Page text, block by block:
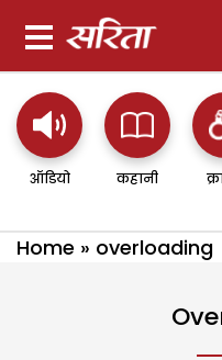
ऑडियो कहानी
Home » overloading